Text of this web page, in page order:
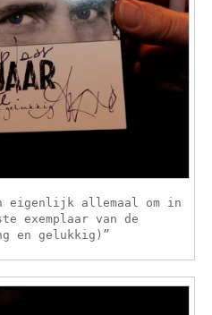
eigenlijk allemaal om in
exemplaar van de
en gelukkig)”